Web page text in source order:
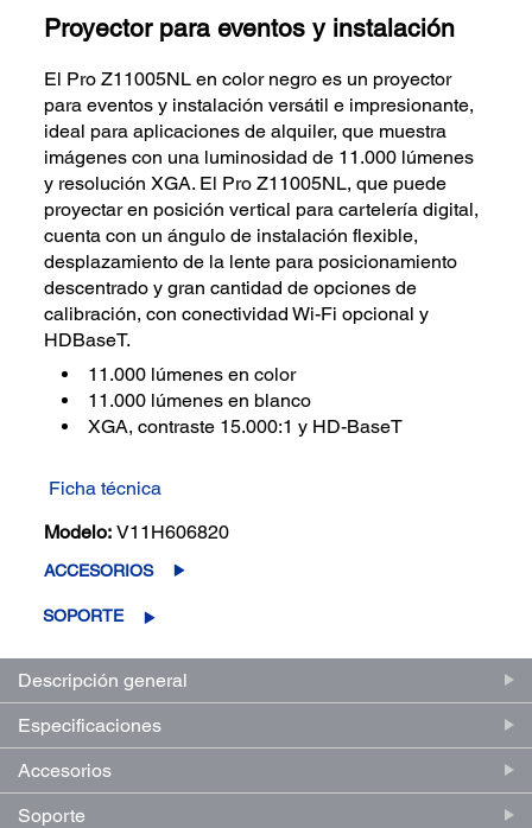
Proyector para eventos y instalación
El Pro Z11005NL en color negro es un proyector
para eventos y instalación versátil e impresionante,
ideal para aplicaciones de alquiler, que muestra
imágenes con una luminosidad de 11.000 lúmenes
y resolución XGA. El Pro Z11005NL, que puede
proyectar en posición vertical para cartelería digital,
cuenta con un ángulo de instalación flexible,
desplazamiento de la lente para posicionamiento
descentrado y gran cantidad de opciones de
calibración, con conectividad Wi-Fi opcional y
HDBaseT.
11.000 lúmenes en color
11.000 lúmenes en blanco
XGA, contraste 15.000:1 y HD-BaseT
Ficha técnica
Modelo: V11H606820
ACCESORIOS
SOPORTE
Descripción general
Especificaciones
Accesorios
Soporte